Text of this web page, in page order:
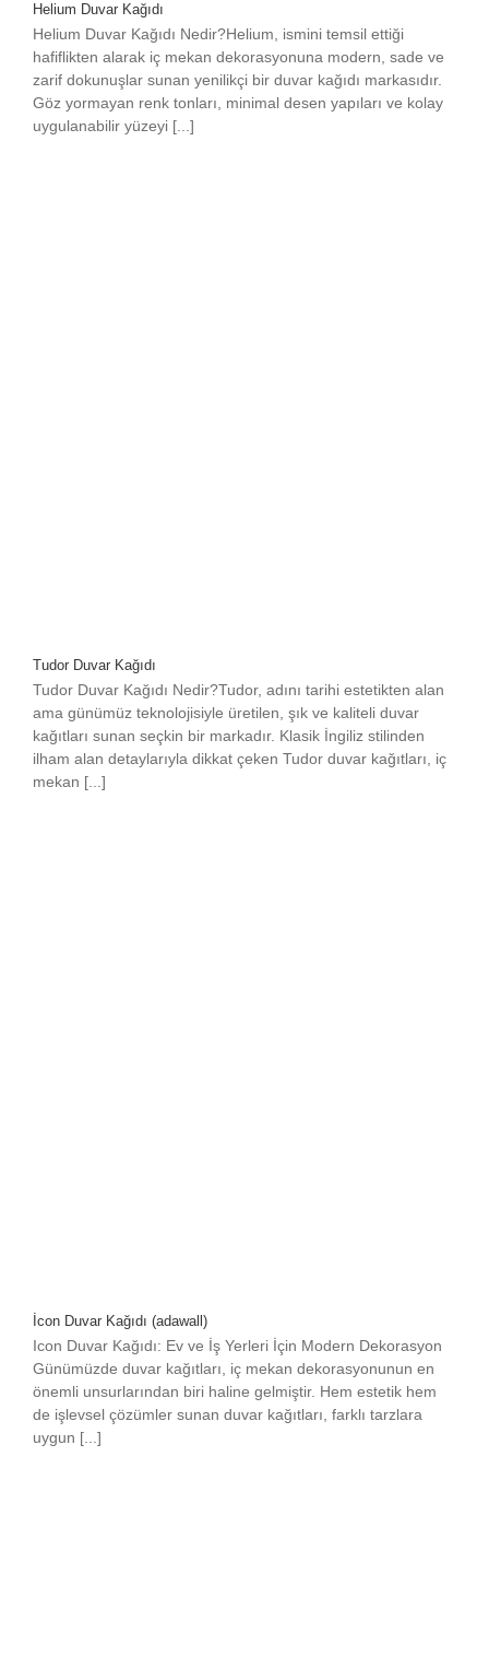
Helium Duvar Kağıdı
Helium Duvar Kağıdı Nedir?Helium, ismini temsil ettiği
hafiflikten alarak iç mekan dekorasyonuna modern, sade ve
zarif dokunuşlar sunan yenilikçi bir duvar kağıdı markasıdır.
Göz yormayan renk tonları, minimal desen yapıları ve kolay
uygulanabilir yüzeyi [...]
Tudor Duvar Kağıdı
Tudor Duvar Kağıdı Nedir?Tudor, adını tarihi estetikten alan
ama günümüz teknolojisiyle üretilen, şık ve kaliteli duvar
kağıtları sunan seçkin bir markadır. Klasik İngiliz stilinden
ilham alan detaylarıyla dikkat çeken Tudor duvar kağıtları, iç
mekan [...]
İcon Duvar Kağıdı (adawall)
Icon Duvar Kağıdı: Ev ve İş Yerleri İçin Modern Dekorasyon
Günümüzde duvar kağıtları, iç mekan dekorasyonunun en
önemli unsurlarından biri haline gelmiştir. Hem estetik hem
de işlevsel çözümler sunan duvar kağıtları, farklı tarzlara
uygun [...]